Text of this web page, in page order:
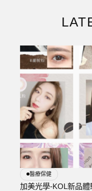
醫療保健
加美光學-KOL新品體